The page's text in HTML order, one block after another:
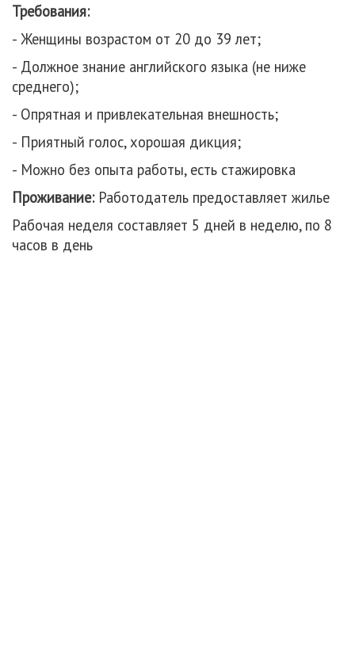
Требования:
- Женщины возрастом от 20 до 39 лет;
- Должное знание английского языка (не ниже
среднего);
- Опрятная и привлекательная внешность;
- Приятный голос, хорошая дикция;
- Можно без опыта работы, есть стажировка
Проживание:Работодатель предоставляет жилье
Рабочая неделя составляет 5 дней в неделю, по 8
часов в день